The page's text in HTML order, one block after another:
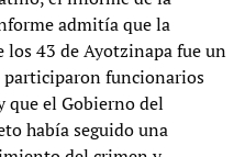
admitía que la
los 43 de Ayotzinapa fue un
participaron funcionarios
que el Gobierno del
había seguido una